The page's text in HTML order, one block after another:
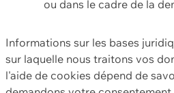
ou dans le cadre de la
Informations sur les bases
sur laquelle nous traitons vos
l'aide de cookies dépend de